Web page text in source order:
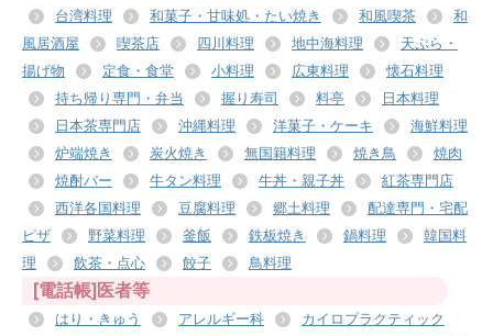
台湾料理
和菓子・甘味処・たい焼き 和風喫茶
和
風居酒屋
喫茶店 四川料理 地中海料理
天ぷら・
揚げ物
定食・食堂 小料理 広東料理
懐石料理
持ち帰り専門・弁当
握り寿司 料亭
日本料理
日本茶専門店
沖縄料理 洋菓子・ケーキ
海鮮料理
炉端焼き
炭火焼き 無国籍料理 焼き鳥
焼肉
焼酎バー
牛タン料理 牛丼・親子丼
紅茶専門店
西洋各国料理
豆腐料理 郷土料理
配達専門・宅配
ピザ
野菜料理 釜飯 鉄板焼き 鍋料理
韓国料
理
飲茶・点心 餃子 鳥料理
[電話帳]医者等
はり・きゅう アレルギー科
カイロプラクティック